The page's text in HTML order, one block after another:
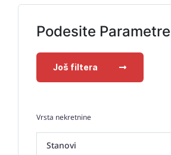
Podesite Parametre
Još filtera
Vrsta nekretnine